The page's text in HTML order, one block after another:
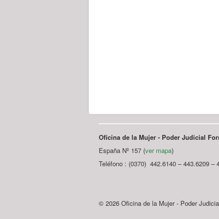
Oficina de la Mujer - Poder Judicial
España Nº 157 (ver mapa)
Teléfono : (0370) 442.6140 – 443.6209 –
© 2026 Oficina de la Mujer - Poder